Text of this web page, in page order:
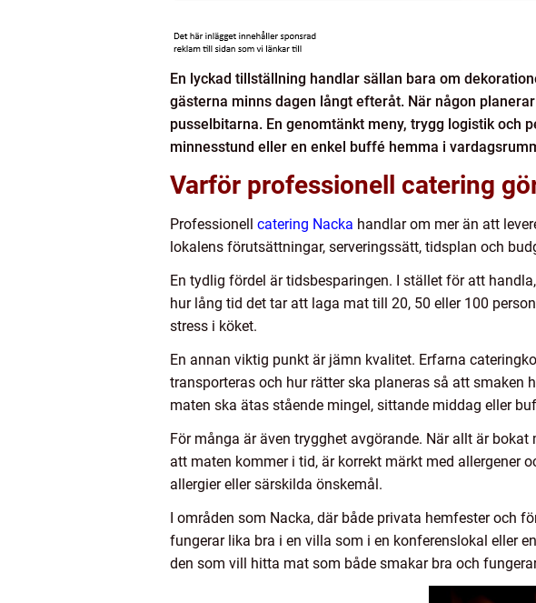
En lyckad tillställning handlar sällan bara om
gästerna minns dagen långt efteråt. När någon
pusselbitarna. En genomtänkt meny, trygg logistik och
minnesstund eller en enkel buffé hemma i
Varför professionell catering
Professionell catering Nacka handlar om mer än att
lokalens förutsättningar, serveringssätt, tidsplan och
En tydlig fördel är tidsbesparingen. I stället för att
hur lång tid det tar att laga mat till 20, 50 eller 100
stress i köket.
En annan viktig punkt är jämn kvalitet. Erfarna
transporteras och hur rätter ska planeras så att smaken
maten ska ätas stående mingel, sittande middag eller
För många är även trygghet avgörande. När allt är
att maten kommer i tid, är korrekt märkt med allergener
allergier eller särskilda önskemål.
I områden som Nacka, där både privata hemfester och
fungerar lika bra i en villa som i en konferenslokal eller
den som vill hitta mat som både smakar bra och